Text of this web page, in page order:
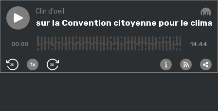
Play episodeRetour sur la Convention citoyenne pour le climat
Clin d'oeil
Retour sur la Convention citoyenne pour le climat
00:00 14:44
30 1x 30